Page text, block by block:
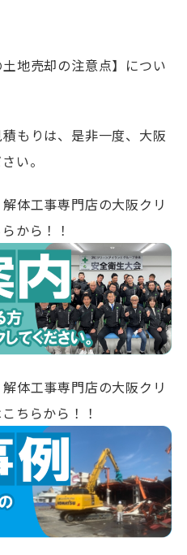
地売却の注意点】につい
もりは、是非一度、大阪
い。
体工事専門店の大阪クリ
から！！
体工事専門店の大阪クリ
ちらから！！